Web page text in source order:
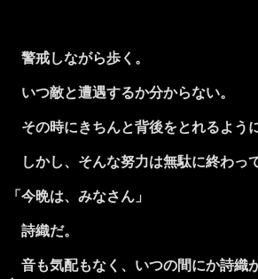
警戒しながら歩く。
いつ敵と遭遇するか分からない。
その時にきちんと背後をとれるよう
しかし、そんな努力は無駄に終わっ
「今晩は、みなさん」
詩織だ。
音も気配もなく、いつの間にか詩織